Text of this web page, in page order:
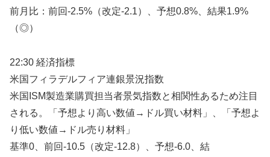
前月比：前回-2.5%（改定-2.1）、予想0.8%、結果1.9%
（◎）
22:30 経済指標
米国フィラデルフィア連銀景況指数
米国ISM製造業購買担当者景気指数と相関性あるため注目
される。「予想より高い数値→ドル買い材料」、「予想よ
り低い数値→ドル売り材料」
基準0、前回-10.5（改定-12.8）、予想-6.0、結